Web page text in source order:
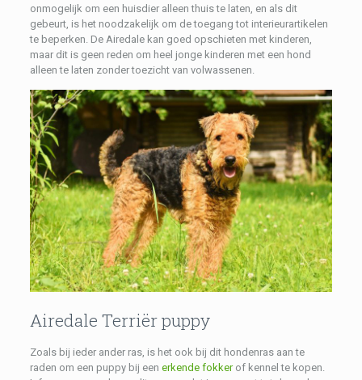
onmogelijk om een ​​huisdier alleen thuis te laten, en als dit
gebeurt, is het noodzakelijk om de toegang tot interieurartikelen
te beperken. De Airedale kan goed opschieten met kinderen,
maar dit is geen reden om heel jonge kinderen met een hond
alleen te laten zonder toezicht van volwassenen.
Airedale Terriër puppy
Zoals bij ieder ander ras, is het ook bij dit hondenras aan te
raden om een puppy bij een erkende fokkerof kennel te kopen.